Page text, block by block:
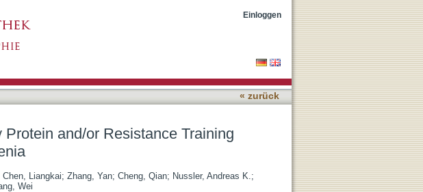
Against Age-related Sarcopenia
Einloggen
« zurück
and/or Resistance Training
Chen, Liangkai; Zhang, Yan; Cheng, Qian; Nussler, Andreas K.;
Wei